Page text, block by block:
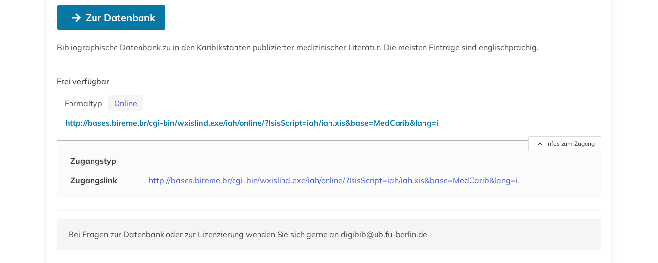
Zur Datenbank
Bibliographische Datenbank zu in den Karibikstaaten publizierter medizinischer Literatur. Die meisten Einträge sind englischprachig.
Frei verfügbar
Formaltyp
Online
http://bases.bireme.br/cgi-bin/wxislind.exe/iah/online/?IsisScript=iah/iah.xis&base=MedCarib&lang=i
Infos zum Zugang
Zugangstyp
Zugangslink
http://bases.bireme.br/cgi-bin/wxislind.exe/iah/online/?IsisScript=iah/iah.xis&base=MedCarib&lang=i
Bei Fragen zur Datenbank oder zur Lizenzierung wenden Sie sich gerne an digibib@ub.fu-berlin.de